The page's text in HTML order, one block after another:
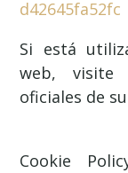
d42645fa52fc
Si está
web, visite
oficiales de
Cookie